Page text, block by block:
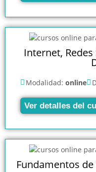
Internet,
Modalidad: online
Ver detalles del
Fundamentos